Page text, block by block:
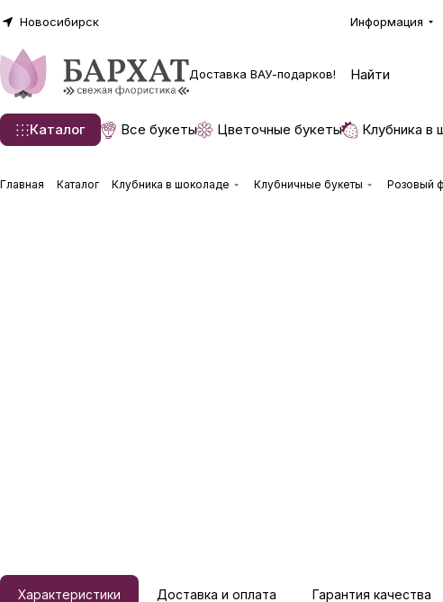
Новосибирск Информация
Доставка ВАУ-подарков!
Каталог Все букеты Цветочные букеты Клубника в
Главная Каталог Клубника в шоколаде Клубничные букеты Розовый
Характеристики Доставка и оплата Гарантия качества